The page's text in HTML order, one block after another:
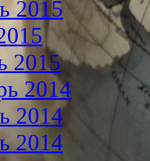
2015
2015
2014
2014
2014